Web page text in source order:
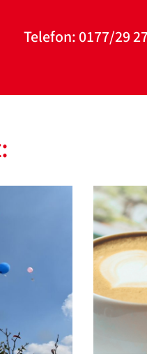
Telefon: 0177/29